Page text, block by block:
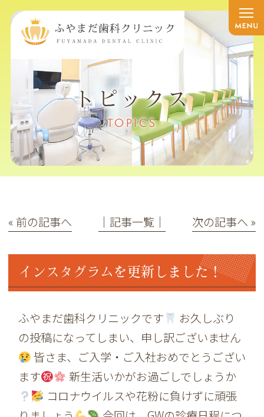
トピックス
TOPICS
« 前の記事へ │記事一覧│ 次の記事へ »
インスタグラムを更新しました！
ふやまだ歯科クリニックです
お久しぶり
の投稿になってしまい、申し訳ございません
皆さま、ご入学・ご入社おめでとうござい
ます
新生活いかがお過ごしでしょうか
コロナウイルスや花粉に負けずに頑張